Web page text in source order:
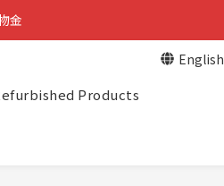
金
金
English
Products